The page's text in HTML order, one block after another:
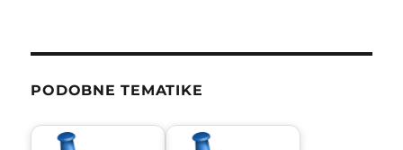
PODOBNE TEMATIKE